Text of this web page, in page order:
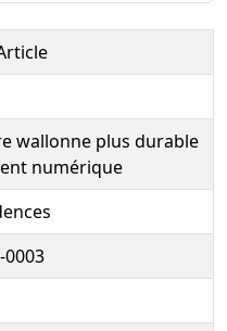
wallonne plus durable
numérique
0003